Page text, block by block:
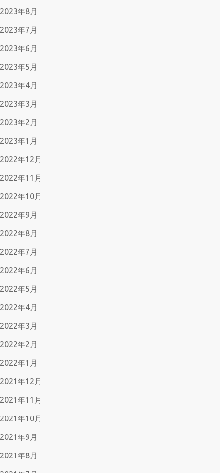
2023年8月
2023年7月
2023年6月
2023年5月
2023年4月
2023年3月
2023年2月
2023年1月
2022年12月
2022年11月
2022年10月
2022年9月
2022年8月
2022年7月
2022年6月
2022年5月
2022年4月
2022年3月
2022年2月
2022年1月
2021年12月
2021年11月
2021年10月
2021年9月
2021年8月